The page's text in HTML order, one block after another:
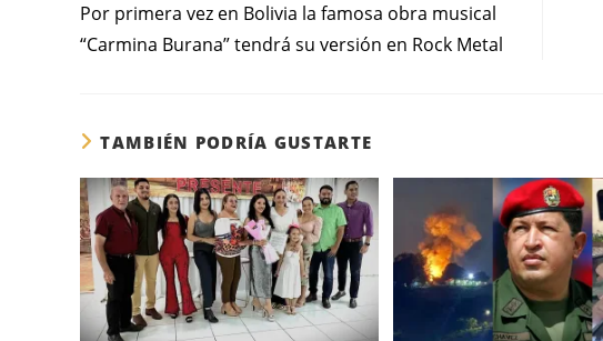
Por primera vez en Bolivia la famosa obra musical
“Carmina Burana” tendrá su versión en Rock Metal
TAMBIÉN PODRÍA GUSTARTE